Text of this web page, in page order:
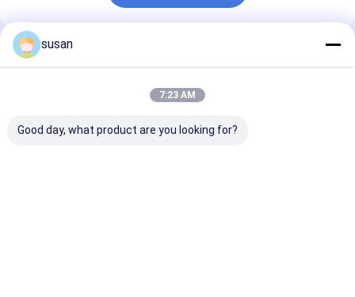
추천된 제품
susan
7:23 AM
Good day, what product are you looking for?